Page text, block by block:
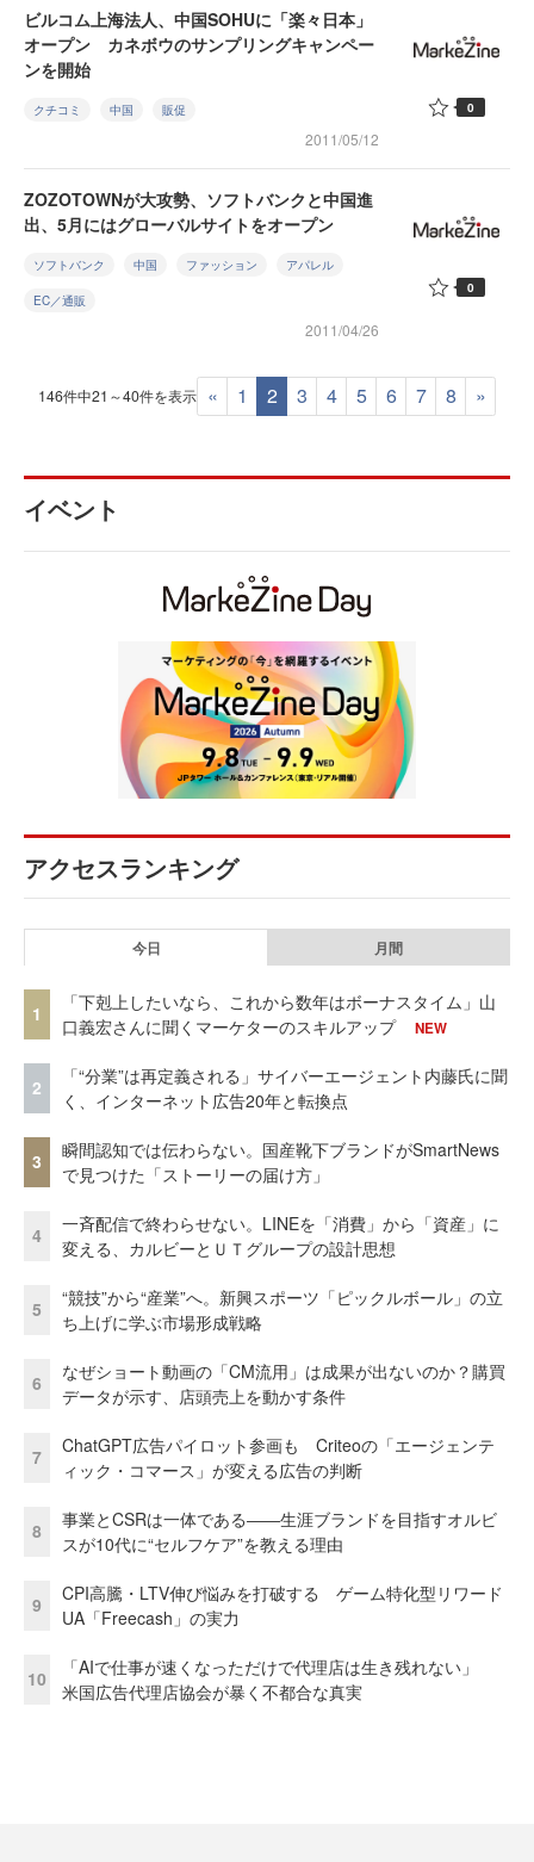
ビルコム上海法人、中国SOHUに「楽々日本」
オープン カネボウのサンプリングキャンペー
ンを開始
クチコミ 中国 販促
2011/05/12
0
ZOZOTOWNが大攻勢、ソフトバンクと中国進
出、5月にはグローバルサイトをオープン
ソフトバンク 中国 ファッション アパレル
EC／通販
2011/04/26
0
146件中21～40件を表示 « 1 2 3 4 5 6 7 8 »
イベント
アクセスランキング
今日 月間
1
「下剋上したいなら、これから数年はボーナスタイム」山
口義宏さんに聞くマーケターのスキルアップ
NEW
2
「“分業”は再定義される」サイバーエージェント内藤氏に聞
く、インターネット広告20年と転換点
3
瞬間認知では伝わらない。国産靴下ブランドがSmartNews
で見つけた「ストーリーの届け方」
4
一斉配信で終わらせない。LINEを「消費」から「資産」に
変える、カルビーとＵＴグループの設計思想
5
“競技”から“産業”へ。新興スポーツ「ピックルボール」の立
ち上げに学ぶ市場形成戦略
6
なぜショート動画の「CM流用」は成果が出ないのか？購買
データが示す、店頭売上を動かす条件
7
ChatGPT広告パイロット参画も Criteoの「エージェンテ
ィック・コマース」が変える広告の判断
8
事業とCSRは一体である――生涯ブランドを目指すオルビ
スが10代に“セルフケア”を教える理由
9
CPI高騰・LTV伸び悩みを打破する ゲーム特化型リワード
UA「Freecash」の実力
10
「AIで仕事が速くなっただけで代理店は生き残れない」
米国広告代理店協会が暴く不都合な真実